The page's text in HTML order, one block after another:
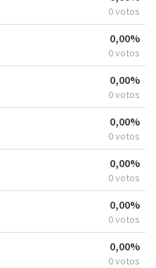
0 votos
0,00%
0 votos
0,00%
0 votos
0,00%
0 votos
0,00%
0 votos
0,00%
0 votos
0,00%
0 votos